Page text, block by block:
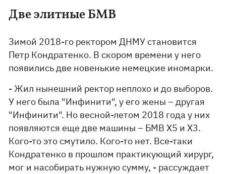
Две элитные БМВ
Зимой 2018-го ректором ДНМУ становится
Петр Кондратенко. В скором времени у него
появились две новенькие немецкие иномарки.
- Жил нынешний ректор неплохо и до выборов.
У него была "Инфинити", у его жены – другая
"Инфинити". Но весной-летом 2018 года у них
появляются еще две машины – БМВ Х5 и Х3.
Кого-то это смутило. Кого-то нет. Все-таки
Кондратенко в прошлом практикующий хирург,
мог и насобирать нужную сумму, - рассуждает